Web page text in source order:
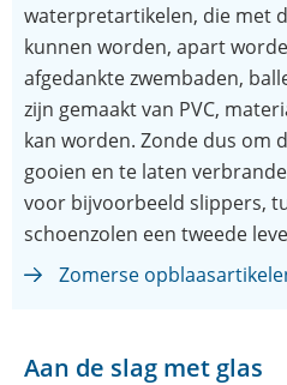
waterpretartikelen, die met
kunnen worden, apart
afgedankte zwembaden,
zijn gemaakt van PVC,
kan worden. Zonde dus om
gooien en te laten
voor bijvoorbeeld slippers,
schoenzolen een tweede
Zomerse
Aan de slag met glas